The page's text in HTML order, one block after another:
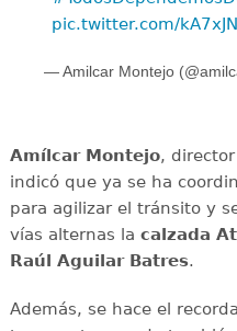
pic.twitter.com/
— Amilcar Montejo
Amílcar Montejo,
indicó que ya se ha
para agilizar el tránsito y
vías alternas la calzada
Raúl Aguilar Batres.
Además, se hace el